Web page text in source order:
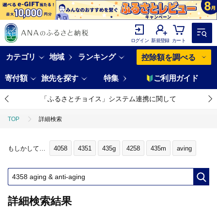
ログイン 新規登録 カート
カテゴリ 地域 ランキング 控除額を調べる
寄付額 旅先を探す 特集 ご利用ガイド
「ふるさとチョイス」システム連携に関して
TOP 詳細検索
もしかして… 4058 4351 435g 4258 435m aving
詳細検索結果